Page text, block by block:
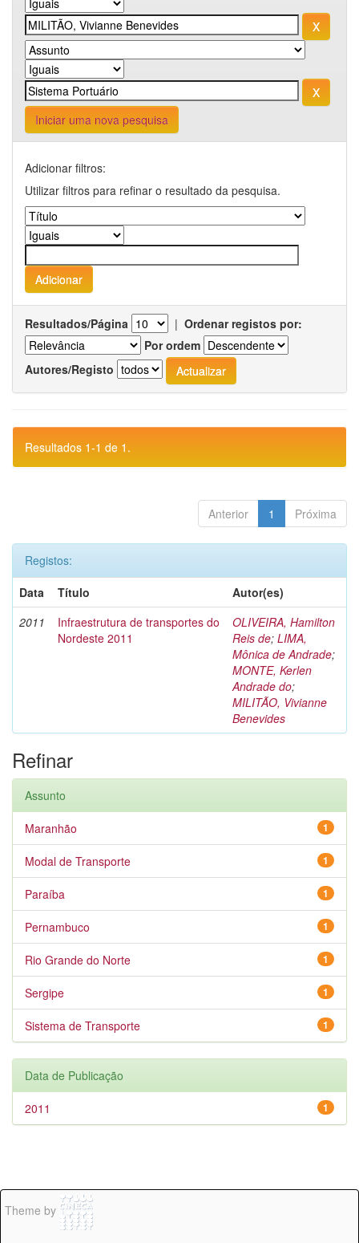
Iniciar uma nova pesquisa
Adicionar filtros:
Utilizar filtros para refinar o resultado da pesquisa.
Resultados/Página | Ordenar registos por:
Por ordem
Autores/Registo
Resultados 1-1 de 1.
Anterior 1 Próxima
Registos:
Data
Título
Autor(es)
2011
Infraestrutura de transportes do
Nordeste 2011
OLIVEIRA, Hamilton
Reis de; LIMA,
Mônica de Andrade;
MONTE, Kerlen
Andrade do;
MILITÃO, Vivianne
Benevides
Refinar
Assunto
1
Maranhão
1
Modal de Transporte
1
Paraíba
1
Pernambuco
1
Rio Grande do Norte
1
Sergipe
1
Sistema de Transporte
Data de Publicação
1
2011
Theme by